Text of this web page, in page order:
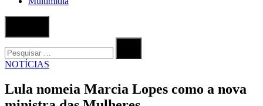
por:
Procurar
POSTADO
NOTÍCIAS
Lula nomeia Marcia Lopes como a nova